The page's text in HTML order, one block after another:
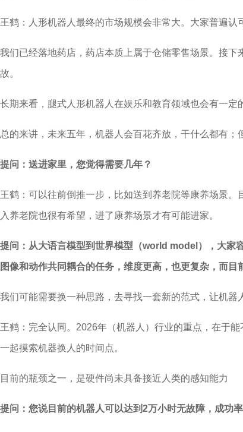
王鹤：人形机器人最终的市场规模会非常大。大家普遍认
我们已经落地药店，药店本质上属于仓储零售场景。接
故。
长期来看，腿式人形机器人在娱乐和教育领域也会有一定
总的来讲，未来五年，机器人会百花齐放，干什么都有；
提问：送进家里，您觉得需要几年？
王鹤：可以往前倒推一步，比如送到养老院等康养场景
入养老院也很有希望，进了康养场景才有可能进家。
提问：从大语言模型到世界模型（world model），大家
图像和动作共同耦合的任务，维度更高，也更复杂，而目
我们可能需要换一种思路，去寻找一套新的范式，让机器
王鹤：完全认同。2026年（机器人）行业的重点，在于
一起摸索机器换人的时间点。
目前的瓶颈之一，是硬件尚未具备接近人类的感知能力
提问：您说目前的机器人可以达到2万小时无故障，成功